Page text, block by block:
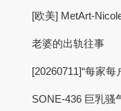
[欧美] MetArt-
老婆的出轨往事
[20260711]“每家
SONE-436 巨乳骚